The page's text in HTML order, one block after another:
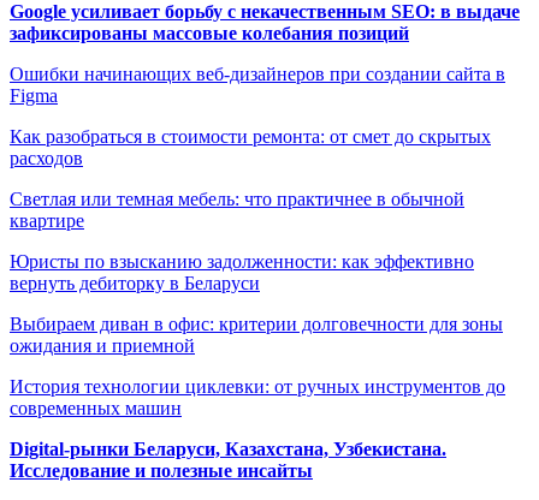
Google усиливает борьбу с некачественным SEO: в выдаче
зафиксированы массовые колебания позиций
Ошибки начинающих веб-дизайнеров при создании сайта в
Figma
Как разобраться в стоимости ремонта: от смет до скрытых
расходов
Светлая или темная мебель: что практичнее в обычной
квартире
Юристы по взысканию задолженности: как эффективно
вернуть дебиторку в Беларуси
Выбираем диван в офис: критерии долговечности для зоны
ожидания и приемной
История технологии циклевки: от ручных инструментов до
современных машин
Digital-рынки Беларуси, Казахстана, Узбекистана.
Исследование и полезные инсайты